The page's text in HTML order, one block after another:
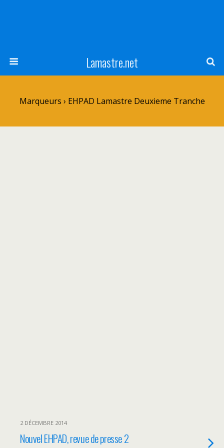
Lamastre.net
Marqueurs › EHPAD Lamastre Deuxieme Tranche
2 DÉCEMBRE 2014
Nouvel EHPAD, revue de presse 2